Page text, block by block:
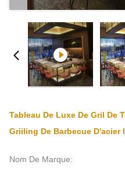
Tableau De Luxe De Gril De
Griiling De Barbecue D'acier
Nom De Marque: